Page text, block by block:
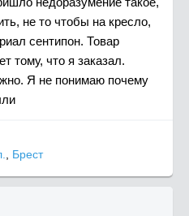
не то чтобы на кресло,
сентипон. Товар
тому, что я заказал.
Я не понимаю почему
Брест